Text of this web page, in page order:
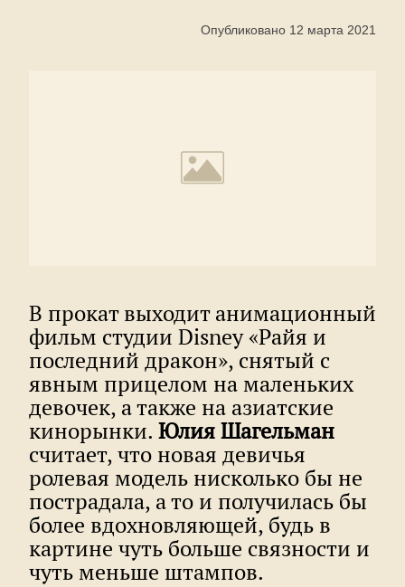
Опубликовано 12 марта 2021
В прокат выходит анимационный
фильм студии Disney «Райя и
последний дракон», снятый с
явным прицелом на маленьких
девочек, а также на азиатские
кинорынки. Юлия Шагельман
считает, что новая девичья
ролевая модель нисколько бы не
пострадала, а то и получилась бы
более вдохновляющей, будь в
картине чуть больше связности и
чуть меньше штампов.